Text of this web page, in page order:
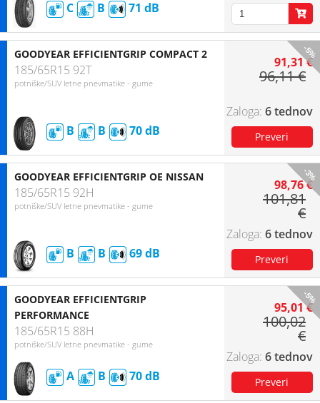
C B 71
-5%
GOODYEAR EFFICIENTGRIP COMPACT 2
185/65R15 92T
potniške/SUV letne pnevmatike - gume
B B 70
91,31 €
96,11 €
6 tednov
-3%
GOODYEAR EFFICIENTGRIP OE NISSAN
185/65R15 92H
potniške/SUV letne pnevmatike - gume
B B 69
98,76 €
101,81
€
6 tednov
-5%
GOODYEAR EFFICIENTGRIP
PERFORMANCE
185/65R15 88H
potniške/SUV letne pnevmatike - gume
A B 70
95,01 €
100,02
€
6 tednov